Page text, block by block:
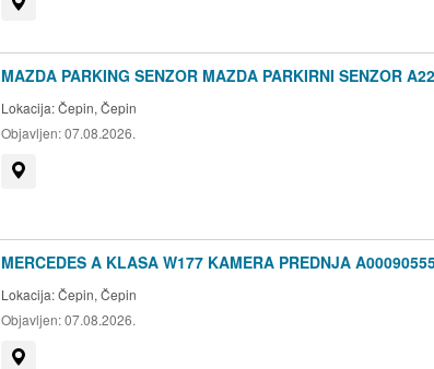
MAZDA PARKING SENZOR MAZDA PARKIRNI SENZOR
Lokacija:Čepin, Čepin
Objavljen:07.08.2026.
MERCEDES A KLASA W177 KAMERA PREDNJA
Lokacija:Čepin, Čepin
Objavljen:07.08.2026.